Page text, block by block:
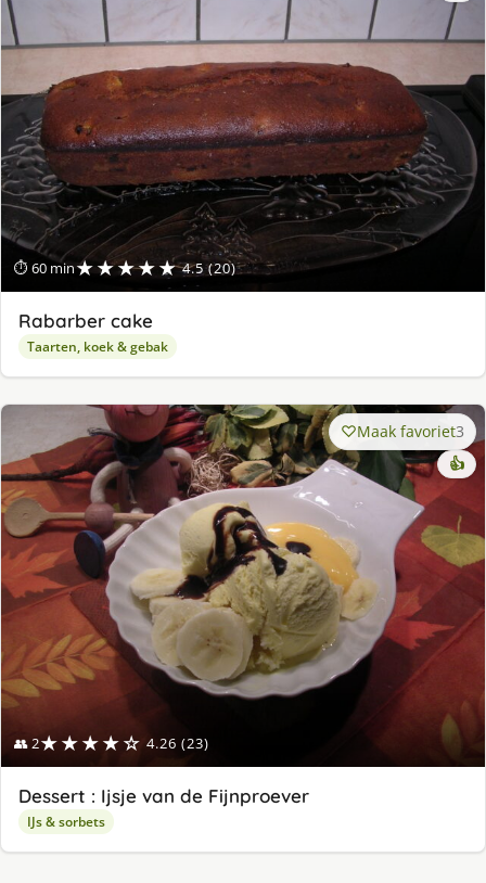
⏱ 60 min★★★★★ 4.5 (20)
Rabarber cake
Taarten, koek & gebak
👥 2★★★★☆ 4.26 (23)
Maak favoriet3
👍
Dessert : Ijsje van de Fijnproever
IJs & sorbets